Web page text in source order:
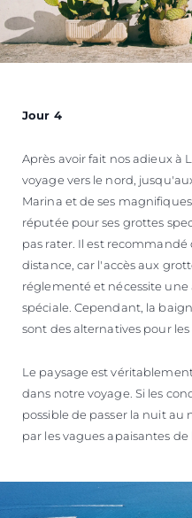
Jour 4
Après avoir fait nos adieux à
voyage vers le nord,
Marina et de ses
réputée pour ses grottes
pas rater. Il est
distance, car l'accès aux
réglementé et nécessite une
spéciale. Cependant, la
sont des alternatives pour les
Le paysage est
dans notre voyage. Si les
possible de passer la nuit au
par les vagues apaisantes de